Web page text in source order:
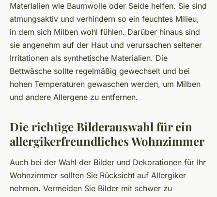
Materialien wie Baumwolle oder Seide helfen. Sie sind
atmungsaktiv und verhindern so ein feuchtes Milieu,
in dem sich Milben wohl fühlen. Darüber hinaus sind
sie angenehm auf der Haut und verursachen seltener
Irritationen als synthetische Materialien. Die
Bettwäsche sollte regelmäßig gewechselt und bei
hohen Temperaturen gewaschen werden, um Milben
und andere Allergene zu entfernen.
Die richtige Bilderauswahl für ein
allergikerfreundliches Wohnzimmer
Auch bei der Wahl der Bilder und Dekorationen für Ihr
Wohnzimmer sollten Sie Rücksicht auf Allergiker
nehmen. Vermeiden Sie Bilder mit schwer zu